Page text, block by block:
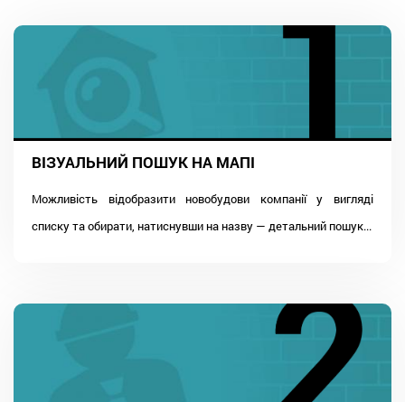
ВІЗУАЛЬНИЙ ПОШУК НА МАПІ
Можливість відобразити новобудови компанії у вигляді
списку та обирати, натиснувши на назву — детальний пошук...